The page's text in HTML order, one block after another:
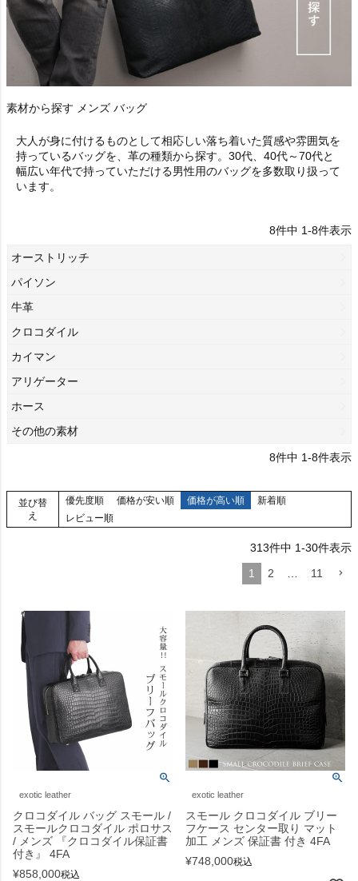
素材から探す メンズ バッグ
大人が身に付けるものとして相応しい落ち着いた質感や雰囲気を
持っているバッグを、革の種類から探す。30代、40代～70代と
幅広い年代で持っていただける男性用のバッグを多数取り扱って
います。
8件中 1-8件表示
オーストリッチ
パイソン
牛革
クロコダイル
カイマン
アリゲーター
ホース
その他の素材
8件中 1-8件表示
並び替
え
優先度順 価格が安い順 価格が高い順
新着順
レビュー順
313件中 1-30件表示
1
2 11
exotic leather
クロコダイル バッグ スモール /
スモールクロコダイル ポロサス
/ メンズ 『クロコダイル保証書
付き』 4FA
¥858,000税込
exotic leather
スモール クロコダイル ブリー
フケース センター取り マット
加工 メンズ 保証書 付き 4FA
¥748,000税込